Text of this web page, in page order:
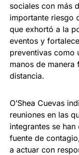
sociales con más
importante riesgo
que exhortó a la
eventos y
preventivas como
manos de manera
distancia.
O’Shea Cuevas
reuniones en las
integrantes se
fuente de
a actuar con